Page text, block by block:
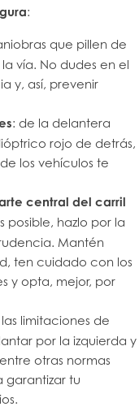
:
que pillen de
vía. No dudes en el
y, así, prevenir
: de la delantera
rojo de detrás,
los vehículos te
central del carril
posible, hazlo por la
Mantén
ten cuidado con los
y opta, mejor, por
limitaciones de
por la izquierda y
otras normas
garantizar tu